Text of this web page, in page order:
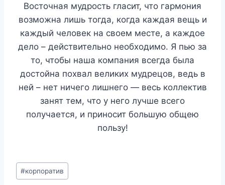
Восточная мудрость гласит, что гармония
возможна лишь тогда, когда каждая вещь и
каждый человек на своем месте, а каждое
дело – действительно необходимо. Я пью за
то, чтобы наша компания всегда была
достойна похвал великих мудрецов, ведь в
ней – нет ничего лишнего — весь коллектив
занят тем, что у него лучше всего
получается, и приносит большую общею
пользу!
Метки
записи:
#корпоратив